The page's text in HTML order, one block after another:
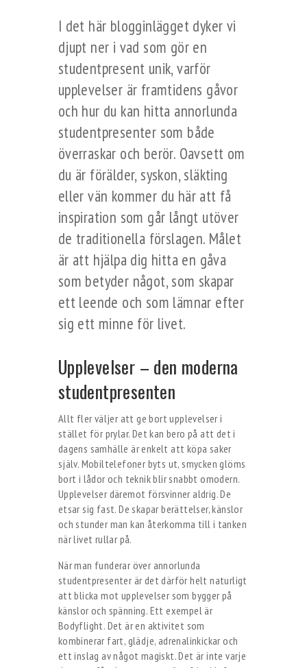
I det här blogginlägget dyker vi
djupt ner i vad som gör en
studentpresent unik, varför
upplevelser är framtidens gåvor
och hur du kan hitta annorlunda
studentpresenter som både
överraskar och berör. Oavsett om
du är förälder, syskon, släkting
eller vän kommer du här att få
inspiration som går långt utöver
de traditionella förslagen. Målet
är att hjälpa dig hitta en gåva
som betyder något, som skapar
ett leende och som lämnar efter
sig ett minne för livet.
Upplevelser – den moderna
studentpresenten
Allt fler väljer att ge bort upplevelser i
stället för prylar. Det kan bero på att det i
dagens samhälle är enkelt att köpa saker
själv. Mobiltelefoner byts ut, smycken glöms
bort i lådor och teknik blir snabbt omodern.
Upplevelser däremot försvinner aldrig. De
etsar sig fast. De skapar berättelser, känslor
och stunder man kan återkomma till i tanken
när livet rullar på.
När man funderar över annorlunda
studentpresenter är det därför helt naturligt
att blicka mot upplevelser som bygger på
känslor och spänning. Ett exempel är
Bodyflight. Det är en aktivitet som
kombinerar fart, glädje, adrenalinkickar och
ett inslag av något magiskt. Det är inte varje